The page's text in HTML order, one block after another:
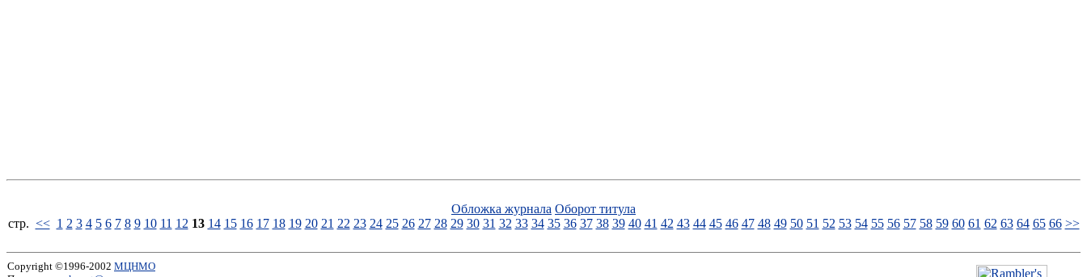
Обложка журнала Оборот титула
стp. << 1 2 3 4 5 6 7 8 9 10 11 12 13 14 15 16 17 18 19 20 21 22 23 24 25 26 27 28 29 30 31 32 33 34 35 36 37 38 39 40 41 42 43 44 45 46 47 48 49 50 51 52 53 54 55 56 57 58 59 60 61 62 63 64 65 66 >>
Copyright ©1996-2002 МЦНМО